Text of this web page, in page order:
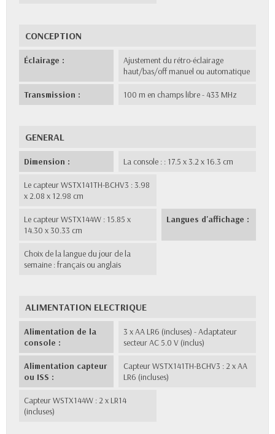
CONCEPTION
Éclairage :
Ajustement du rétro-éclairage
haut/bas/off manuel ou automatique
Transmission : 100 m en champs libre - 433 MHz
GENERAL
Dimension : La console : : 17.5 x 3.2 x 16.3 cm
Le capteur WSTX141TH-BCHV3 : 3.98
x 2.08 x 12.98 cm
Le capteur WSTX144W : 15.85 x
14.30 x 30.33 cm
Langues d'affichage :
Choix de la langue du jour de la
semaine : français ou anglais
ALIMENTATION ELECTRIQUE
Alimentation de la
console :
3 x AA LR6 (incluses) - Adaptateur
secteur AC 5.0 V (inclus)
Alimentation capteur
ou ISS :
Capteur WSTX141TH-BCHV3 : 2 x AA
LR6 (incluses)
Capteur WSTX144W : 2 x LR14
(incluses)